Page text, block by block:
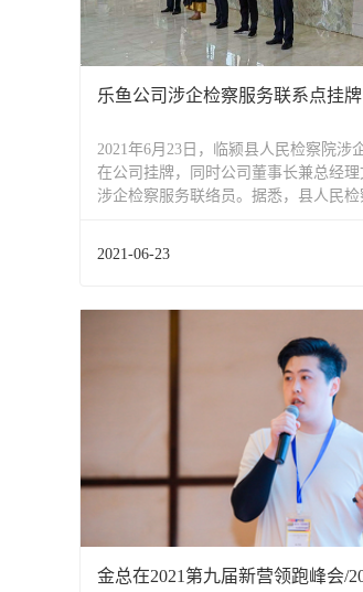
乐鱼公司涉企检察服务联系点挂牌
2021年6月23日，临颍县人民检察院涉
在公司挂牌，同时公司董事长兼总经
涉企检察服务联络员。据悉，县人民
发展保驾护航，促进民营经济健康发
2021-06-23
金总在2021第九届新营领跑峰会/